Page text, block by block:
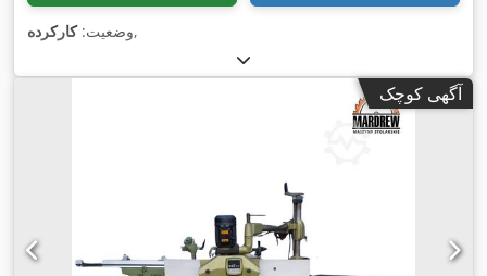
وضعیت:کارکرده ,
آگهی کوچک